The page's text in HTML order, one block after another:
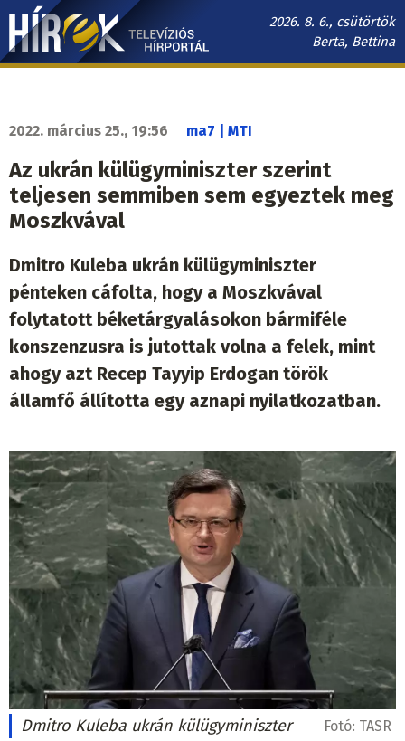
Ugrás
tartalomra
2026. 8. 6., csütörtök
Berta, Bettina
Hírek.sk
navigáció
2022. március 25., 19:56 ma7 | MTI
Az ukrán külügyminiszter szerint
teljesen semmiben sem egyeztek meg
Moszkvával
Dmitro Kuleba ukrán külügyminiszter
pénteken cáfolta, hogy a Moszkvával
folytatott béketárgyalásokon bármiféle
konszenzusra is jutottak volna a felek, mint
ahogy azt Recep Tayyip Erdogan török
államfő állította egy aznapi nyilatkozatban.
Dmitro Kuleba ukrán külügyminiszter Fotó: TASR